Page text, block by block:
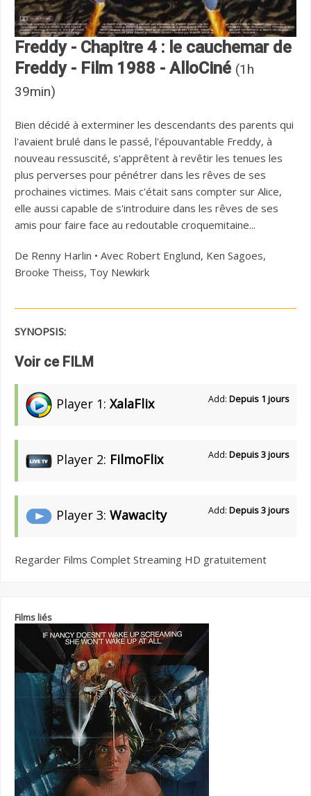
Freddy - Chapitre 4 : le cauchemar de
Freddy - Film 1988 - AlloCiné (1h
39min)
Bien décidé à exterminer les descendants des parents qui
l'avaient brulé dans le passé, l'épouvantable Freddy, à
nouveau ressuscité, s'apprêtent à revêtir les tenues les
plus perverses pour pénétrer dans les rêves de ses
prochaines victimes. Mais c'était sans compter sur Alice,
elle aussi capable de s'introduire dans les rêves de ses
amis pour faire face au redoutable croquemitaine...
De Renny Harlin • Avec Robert Englund, Ken Sagoes,
Brooke Theiss, Toy Newkirk
SYNOPSIS:
Voir ce FILM
Player 1: XalaFlix Add: Depuis 1 jours
Player 2: FilmoFlix Add: Depuis 3 jours
Player 3: Wawacity Add: Depuis 3 jours
Regarder Films Complet Streaming HD gratuitement
Films liés